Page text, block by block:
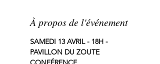
À propos de l'événement
SAMEDI 13 AVRIL - 18H -
PAVILLON DU ZOUTE